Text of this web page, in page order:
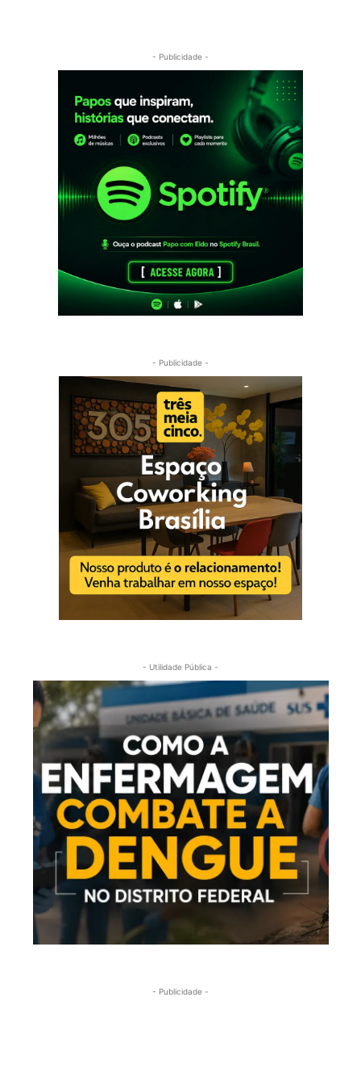
- Publicidade -
- Publicidade -
- Utilidade Pública -
- Publicidade -